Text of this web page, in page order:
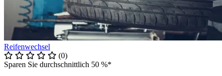
Reifenwechsel
(0)
Sparen Sie durchschnittlich 50 %*